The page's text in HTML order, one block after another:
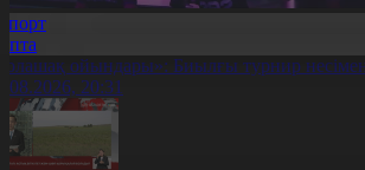
ойындары»: Биылғы турнир
20:31